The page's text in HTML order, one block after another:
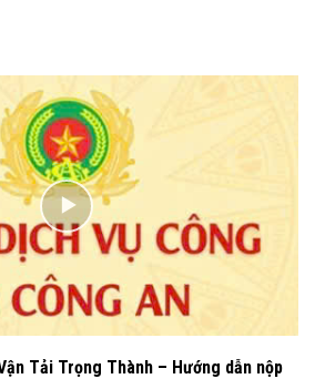
Tải Trọng Thành – Hướng dẫn nộp